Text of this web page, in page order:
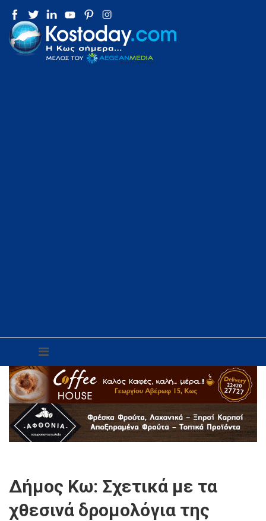
Δήμος Κω: Σχετικά με τα
χθεσινά δρομολόγια της